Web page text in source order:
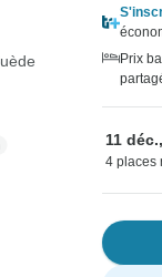
Prix
11
4 places